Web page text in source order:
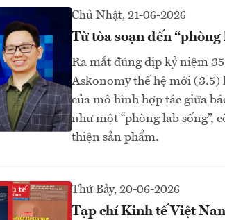
Chủ Nhật, 21-06-2026
Từ tòa soạn đến
Ra mắt đúng dịp kỷ niệm
Askonomy thế hệ mới (3.5)
của mô hình hợp tác giữa
như một “phòng lab sống”,
thiện sản phẩm.
Thứ Bảy, 20-06-2026
Tạp chí Kinh tế Việt